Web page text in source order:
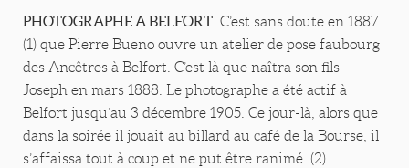
PHOTOGRAPHE A BELFORT . C’est sans doute en 1887
(1) que Pierre Bueno ouvre un atelier de pose faubourg
des Ancêtres à Belfort. C’est là que naîtra son fils
Joseph en mars 1888. Le photographe a été actif à
Belfort jusqu’au 3 décembre 1905. Ce jour-là, alors que
dans la soirée il jouait au billard au café de la Bourse, il
s’affaissa tout à coup et ne put être ranimé. (2)